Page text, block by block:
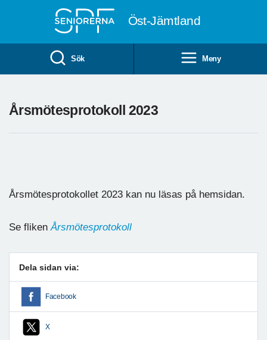
Öst-Jämtland
Sök Meny
Årsmötesprotokoll 2023
Årsmötesprotokollet 2023 kan nu läsas på hemsidan.
Se flikenÅrsmötesprotokoll
Dela sidan via:
Facebook
X